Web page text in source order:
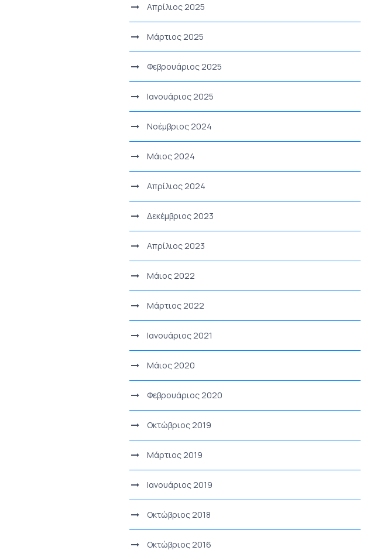
Απρίλιος 2025
Μάρτιος 2025
Φεβρουάριος 2025
Ιανουάριος 2025
Νοέμβριος 2024
Μάιος 2024
Απρίλιος 2024
Δεκέμβριος 2023
Απρίλιος 2023
Μάιος 2022
Μάρτιος 2022
Ιανουάριος 2021
Μάιος 2020
Φεβρουάριος 2020
Οκτώβριος 2019
Μάρτιος 2019
Ιανουάριος 2019
Οκτώβριος 2018
Οκτώβριος 2016